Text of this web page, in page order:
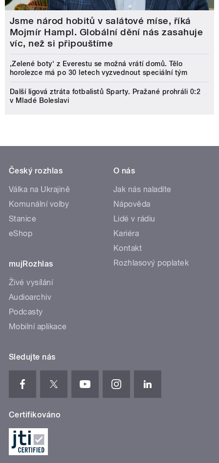
Jsme národ hobitů v salátové míse, říká
Mojmír Hampl. Globální dění nás zasahuje
víc, než si připouštíme
‚Zelené boty‘ z Everestu se možná vrátí domů. Tělo
horolezce má po 30 letech vyzvednout speciální tým
Další ligová ztráta fotbalistů Sparty. Pražané prohráli 0:2
v Mladé Boleslavi
Český rozhlas
Válka na Ukrajině
Komunální volby
Stanice
eShop
mujRozhlas
Živé vysílání
Audioarchiv
Podcasty
Mobilní aplikace
O nás
Jak nás naladíte
Nápověda
Lidé v rádiu
Kariéra
Kontakt
Rozhlasový poplatek
Sledujte nás
Certifikováno